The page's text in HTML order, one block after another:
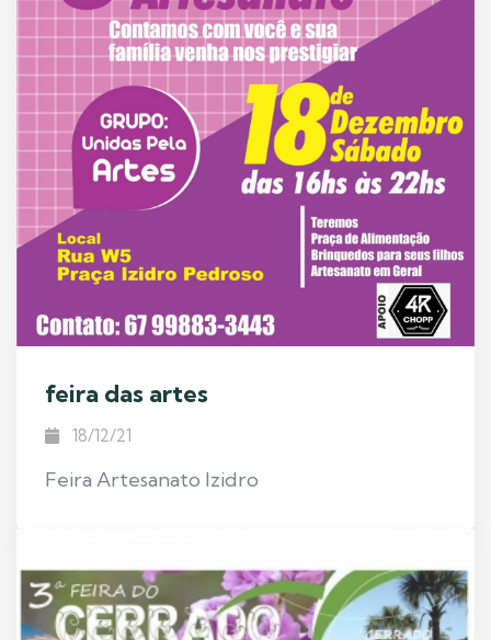
feira das artes
18/12/21
Feira Artesanato Izidro